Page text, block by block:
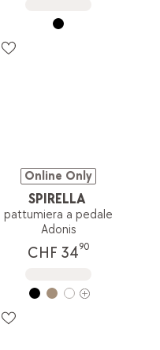
Online Only
SPIRELLA
pattumiera a pedale
Adonis
CHF 3490